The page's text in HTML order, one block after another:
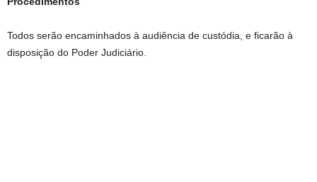
Todos serão encaminhados à audiência de custódia, e ficarão à
disposição do Poder Judiciário.